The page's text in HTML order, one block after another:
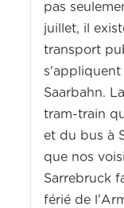
pas
juillet, il
transport
s'appliquent
Saarbahn.
tram-train
et du bus à
que nos
Sarrebruck
férié de